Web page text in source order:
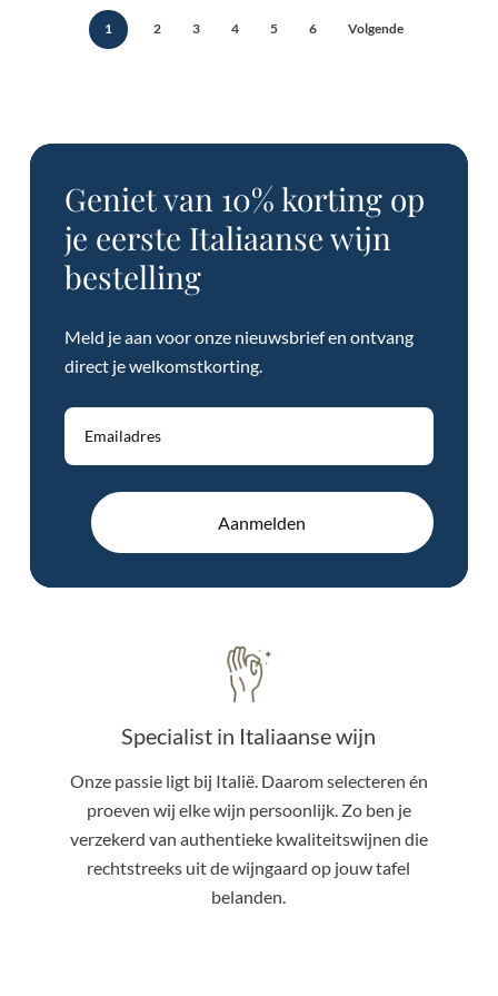
Bekijk alle wijnen
1 2 3 4 5 6 Volgende
Geniet van 10% korting op
je eerste Italiaanse wijn
bestelling
Meld je aan voor onze nieuwsbrief en ontvang
direct je welkomstkorting.
Aanmelden
Specialist in Italiaanse wijn
Onze passie ligt bij Italië. Daarom selecteren én
proeven wij elke wijn persoonlijk. Zo ben je
verzekerd van authentieke kwaliteitswijnen die
rechtstreeks uit de wijngaard op jouw tafel
belanden.